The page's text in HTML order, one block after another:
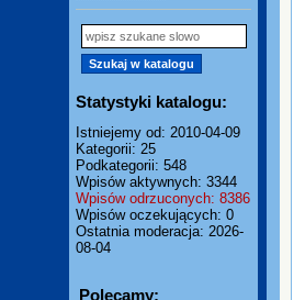
Statystyki katalogu:
Istniejemy od: 2010-04-09
Kategorii: 25
Podkategorii: 548
Wpisów aktywnych: 3344
Wpisów odrzuconych: 8386
Wpisów oczekujących: 0
Ostatnia moderacja: 2026-
08-04
Polecamy: